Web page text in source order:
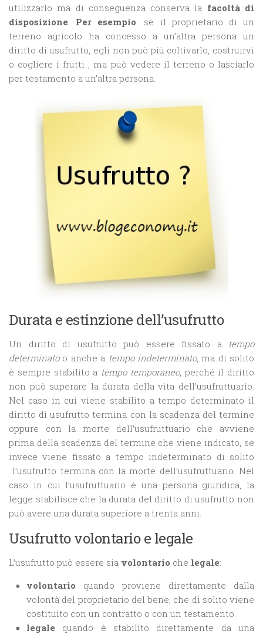
utilizzarlo ma di conseguenza conserva la facoltà di
disposizione. Per esempio: se il proprietario di un
terreno agricolo ha concesso a un’altra persona un
diritto di usufrutto, egli non può più coltivarlo, costruirvi
o cogliere i frutti , ma può vedere il terreno o lasciarlo
per testamento a un’altra persona.
Durata e estinzione dell’usufrutto
Un diritto di usufrutto può essere fissato a tempo
determinatoo anche a tempo indeterminato, ma di solito
è sempre stabilito a tempo temporaneo, perché il diritto
non può superare la durata della vita dell’usufruttuario.
Nel caso in cui viene stabilito a tempo determinato il
diritto di usufrutto termina con la scadenza del termine
oppure con la morte dell’usufruttuario che avviene
prima della scadenza del termine che viene indicato, se
invece viene fissato a tempo indeterminato di solito
l’usufrutto termina con la morte dell’usufruttuario. Nel
caso in cui l’usufruttuario è una persona giuridica, la
legge stabilisce che la durata del diritto di usufrutto non
può avere una durata superiore a trenta anni.
Usufrutto volontario e legale
L’usufrutto può essere sia volontario che legale:
volontario quando proviene direttamente dalla
volontà del proprietario del bene, che di solito viene
costituito con un contratto o con un testamento.
legale quando è stabilito direttamente da una